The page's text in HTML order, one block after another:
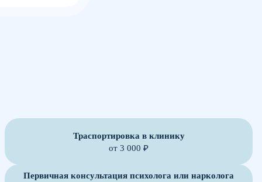
Траспортировка в клинику
от 3 000 ₽
Первичная консультация психолога или нарколога